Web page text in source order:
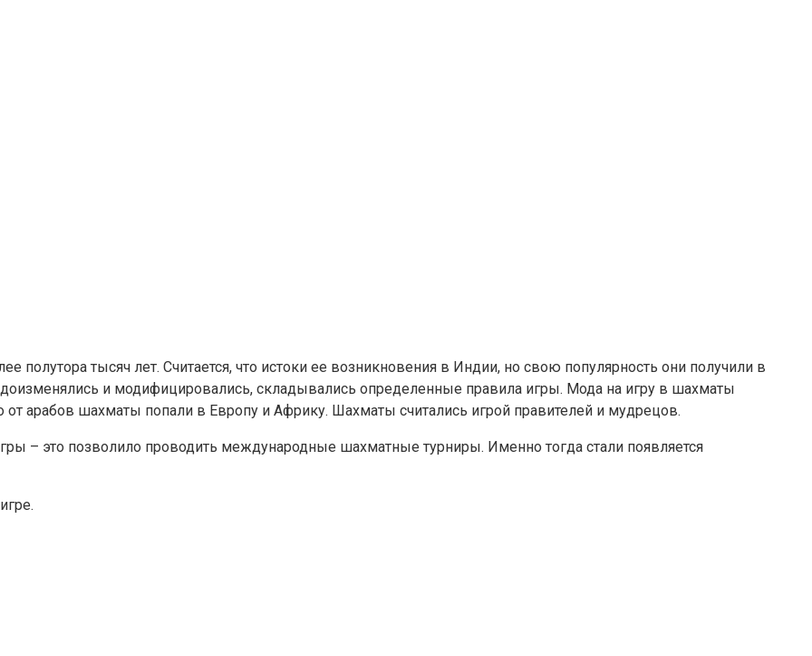
полутора тысяч лет. Считается, что истоки ее возникновения в Индии, но свою популярность они получили в
и модифицировались, складывались определенные правила игры. Мода на игру в шахматы
от арабов шахматы попали в Европу и Африку. Шахматы считались игрой правителей и мудрецов.
– это позволило проводить международные шахматные турниры. Именно тогда стали появляется